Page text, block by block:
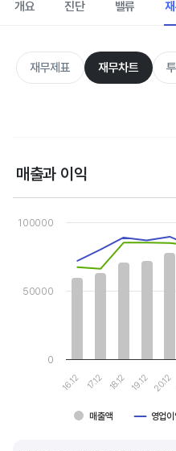
개요 진단 밸류
재무제표 재무차트
매출과 이익
Chart
View as data table, Chart
The chart has 1 X axis
The chart has 2 Y axes
매출액 영업이
16.12 17.12 18.12 19.12 20.12
0
50000
100000